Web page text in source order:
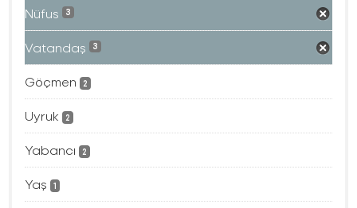
Nüfus 3
Vatandaş 3
Göçmen 2
Uyruk 2
Yabancı 2
Yaş 1